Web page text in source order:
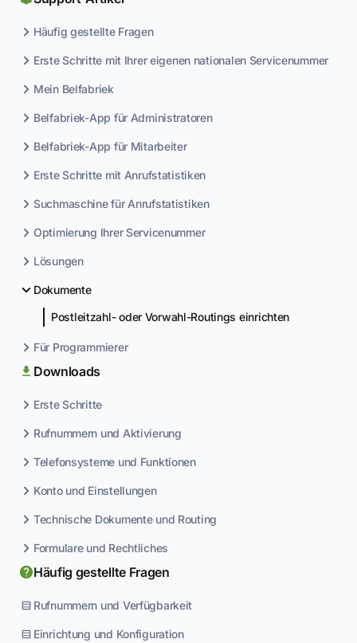
Häufig gestellte Fragen
Erste Schritte mit Ihrer eigenen nationalen Servicenummer
Mein Belfabriek
Belfabriek-App für Administratoren
Belfabriek-App für Mitarbeiter
Erste Schritte mit Anrufstatistiken
Suchmaschine für Anrufstatistiken
Optimierung Ihrer Servicenummer
Lösungen
Dokumente
Postleitzahl- oder Vorwahl-Routings einrichten
Für Programmierer
Downloads
Erste Schritte
Rufnummern und Aktivierung
Telefonsysteme und Funktionen
Konto und Einstellungen
Technische Dokumente und Routing
Formulare und Rechtliches
Häufig gestellte Fragen
Rufnummern und Verfügbarkeit
Einrichtung und Konfiguration